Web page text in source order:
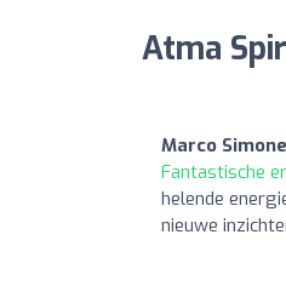
Atma
Marco Simone
Fantastische
helende
nieuwe